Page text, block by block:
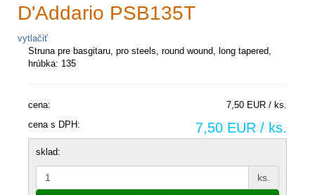
D'Addario PSB135T
vytlačiť
Struna pre basgitaru, pro steels, round wound, long tapered,
hrúbka: 135
cena:
7,50 EUR / ks.
cena s DPH:
7,50 EUR / ks.
sklad:
ks.